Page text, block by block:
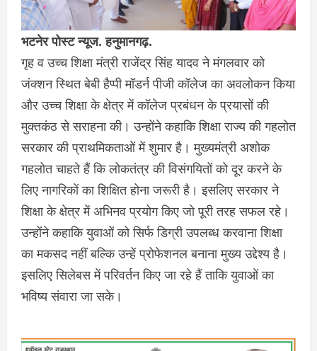
भटनेर पोस्ट न्यूज. हनुमानगढ़.
गृह व उच्च शिक्षा मंत्री राजेंद्र सिंह यादव ने मंगलवार को
जंक्शन स्थित बेबी हैप्पी मॉडर्न पीजी कॉलेज का अवलोकन किया
और उच्च शिक्षा के क्षेत्र में कॉलेज प्रबंधन के प्रयासों की
मुक्तकंठ से सराहना की। उन्होंने कहाकि शिक्षा राज्य की गहलोत
सरकार की प्राथमिकताओं में शुमार है। मुख्यमंत्री अशोक
गहलोत चाहते हैं कि लोकतंत्र की विसंगयितों को दूर करने के
लिए नागरिकों का शिक्षित होना जरूरी है। इसलिए सरकार ने
शिक्षा के क्षेत्र में अभिनव प्रयोग किए जो पूरी तरह सफल रहे।
उन्होंने कहाकि युवाओं को सिर्फ डिग्री उपलब्ध करवाना शिक्षा
का मकसद नहीं बल्कि उन्हें प्रोफेशनल बनाना मुख्य उद्देश्य है।
इसलिए सिलेबस में परिवर्तन किए जा रहे हैं ताकि युवाओं का
भविष्य संवारा जा सके।